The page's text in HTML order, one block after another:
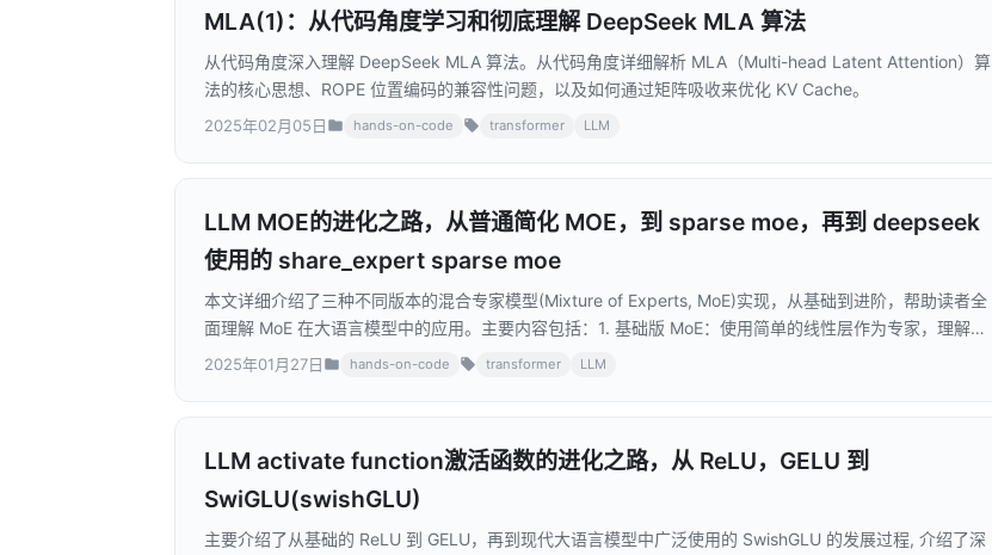
MLA(1)：从代码角度学习和彻底理解 DeepSeek MLA 算法
从代码角度深入理解 DeepSeek MLA 算法。从代码角度详细解析 MLA（Multi-head Latent Attention）算
法的核心思想、ROPE 位置编码的兼容性问题，以及如何通过矩阵吸收来优化 KV Cache。
2025年02月05日 hands-on-code transformer LLM
LLM MOE的进化之路，从普通简化 MOE，到 sparse moe，再到 deepseek
使用的 share_expert sparse moe
本文详细介绍了三种不同版本的混合专家模型(Mixture of Experts, MoE)实现，从基础到进阶，帮助读者全
面理解 MoE 在大语言模型中的应用。主要内容包括：1. 基础版 MoE：使用简单的线性层作为专家，理解
MoE 的基本工作原理; 2. SparseMoE：大模型训练中常用的稀疏 MoE 实现，基于 Switch Transformers 的
2025年01月27日 hands-on-code transformer LLM
LLM activate function激活函数的进化之路，从 ReLU，GELU 到
SwiGLU(swishGLU)
主要介绍了从基础的 ReLU 到 GELU，再到现代大语言模型中广泛使用的 SwishGLU 的发展过程, 介绍了深